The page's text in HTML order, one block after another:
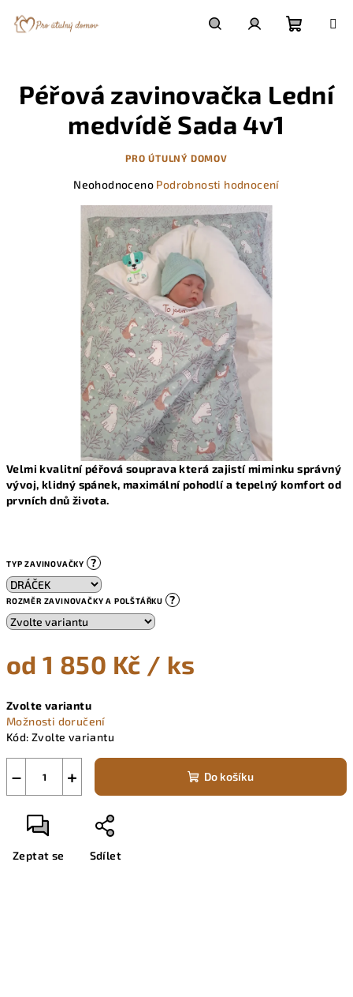
košík
Velmi kvalitní péřová souprava která zajistí miminku správný
vývoj, klidný spánek, maximální pohodlí a tepelný komfort od
prvních dnů života.
TYP ZAVINOVAČKY ?
ROZMĚR ZAVINOVAČKY A POLŠTÁŘKU ?
od1 850 Kč / ks
cena:
Zvolte variantu
Možnosti doručení
Kód: Zvolte variantu
+
− Do košíku
Zeptat se Sdílet
Péřová zavinovačka Lední
medvídě Sada 4v1
PRO ÚTULNÝ DOMOV
Průměrné
produktu
hvězdiček.
Neohodnoceno Podrobnosti hodnocení